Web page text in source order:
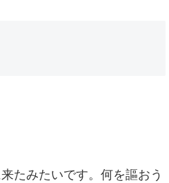
たみたいです。何を謳おう